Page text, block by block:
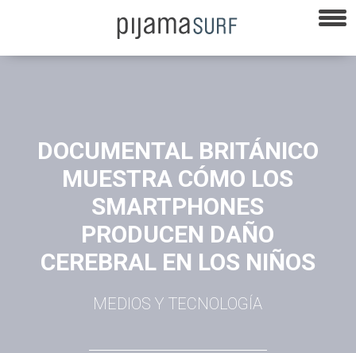
DOCUMENTAL BRITÁNICO
MUESTRA CÓMO LOS
SMARTPHONES
PRODUCEN DAÑO
CEREBRAL EN LOS NIÑOS
MEDIOS Y TECNOLOGÍA